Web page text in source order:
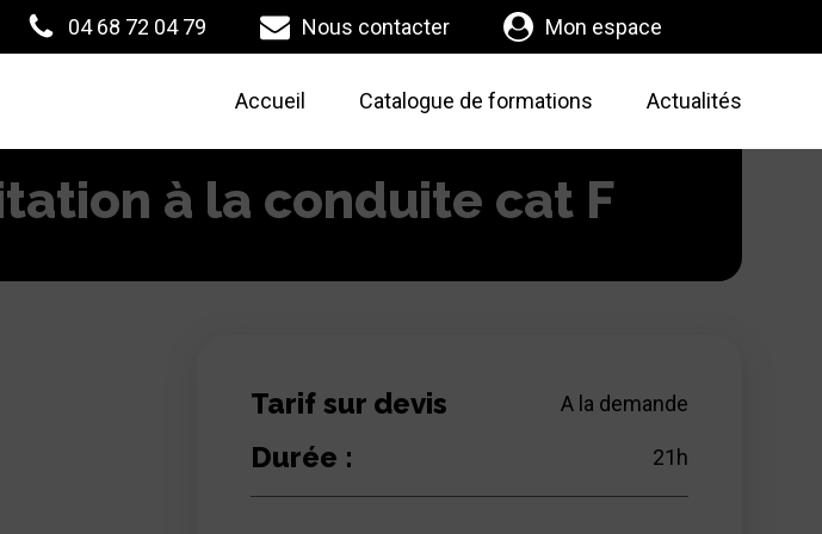
à la conduite cat F
Tarif sur devis A la demande
Durée : 21 h
04 68 72 04 79 Nous contacter Mon espace
Accueil Catalogue de formations Actualités